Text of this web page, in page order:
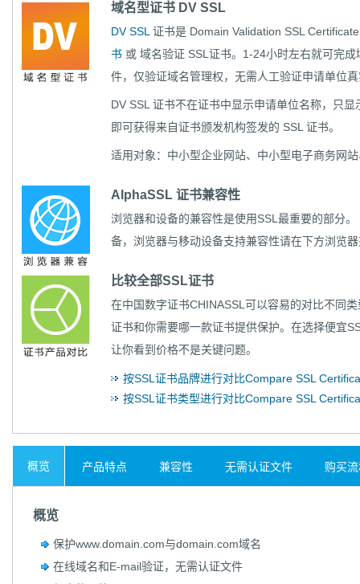
域名型证书 DV SSL
DV SSL 证书是 Domain Validation SSL
书 或 域名验证 SSL证书。1-24小时左右就可完
件，仅验证域名管理权，无需人工验证申请单位
DV SSL 证书不在证书中显示申请单位名称，只
即可获得来自证书颁发机构签发的 SSL 证书。
适用对象：中小型企业网站、中小型电子商务网
AlphaSSL 证书兼容性
浏览器和设备的兼容性是使用SSL最重要的部分。
备，浏览器与移动设备支持兼容性请在下方浏览
比较全部SSL证书
在中国数字证书CHINASSL可以容易的对比不同
证书和你需要哪一款证书提供保护。在选择便宜
让你看到价格不是关键问题。
按SSL证书品牌进行对比Compare SSL
按SSL证书类型进行对比Compare SSL
概览 产品特点 兼容性 无需认证文件 购买
概览
保护www.domain.com与domain.com域名
在线域名和E-mail验证，无需认证文件